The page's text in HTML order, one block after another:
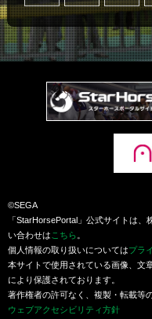
©SEGA
「StarHorsePortal」公式サイトは
い合わせは こちら 。
個人情報の取り扱いについてはプラ
本サイトで使用されている画像、文
により保護されております。
著作権者の許可なく、複製・転載等
ウェブアクセシビリティ方針